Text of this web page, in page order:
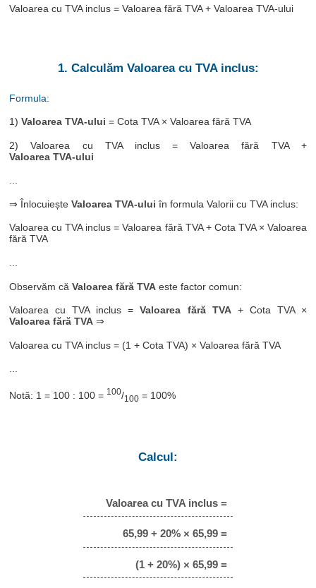
Valoarea cu TVA inclus = Valoarea fără TVA + Valoarea TVA-ului
1. Calculăm Valoarea cu TVA inclus:
Formula:
1)Valoarea TVA-ului = Cota TVA × Valoarea fără TVA
2) Valoarea cu TVA inclus = Valoarea fără TVA +
Valoarea TVA-ului
...
⇒ ÎnlocuieșteValoarea TVA-ului în formula Valorii cu TVA inclus:
Valoarea cu TVA inclus = Valoarea fără TVA + Cota TVA × Valoarea
fără TVA
Observăm căValoarea fără TVA este factor comun:
Valoarea cu TVA inclus =Valoarea fără TVA+ Cota TVA ×
Valoarea fără TVA ⇒
Valoarea cu TVA inclus = (1 + Cota TVA) × Valoarea fără TVA
Notă: 1 = 100 : 100 = 100/100 = 100%
Calcul:
Valoarea cu TVA inclus =
65,99 + 20% × 65,99 =
(1 + 20%) × 65,99 =